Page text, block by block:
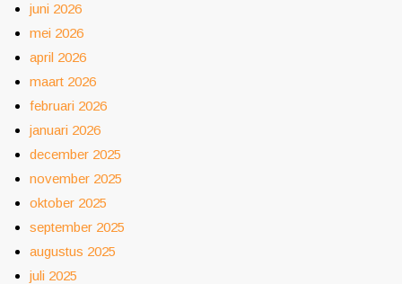
juni 2026
mei 2026
april 2026
maart 2026
februari 2026
januari 2026
december 2025
november 2025
oktober 2025
september 2025
augustus 2025
juli 2025